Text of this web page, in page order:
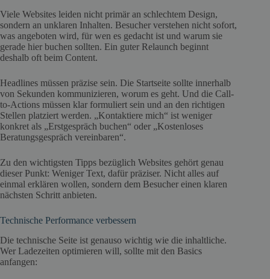
Viele Websites leiden nicht primär an schlechtem Design,
sondern an unklaren Inhalten. Besucher verstehen nicht sofort,
was angeboten wird, für wen es gedacht ist und warum sie
gerade hier buchen sollten. Ein guter Relaunch beginnt
deshalb oft beim Content.
Headlines müssen präzise sein. Die Startseite sollte innerhalb
von Sekunden kommunizieren, worum es geht. Und die Call-
to-Actions müssen klar formuliert sein und an den richtigen
Stellen platziert werden. „Kontaktiere mich“ ist weniger
konkret als „Erstgespräch buchen“ oder „Kostenloses
Beratungsgespräch vereinbaren“.
Zu den wichtigsten Tipps bezüglich Websites gehört genau
dieser Punkt: Weniger Text, dafür präziser. Nicht alles auf
einmal erklären wollen, sondern dem Besucher einen klaren
nächsten Schritt anbieten.
Technische Performance verbessern
Die technische Seite ist genauso wichtig wie die inhaltliche.
Wer Ladezeiten optimieren will, sollte mit den Basics
anfangen: